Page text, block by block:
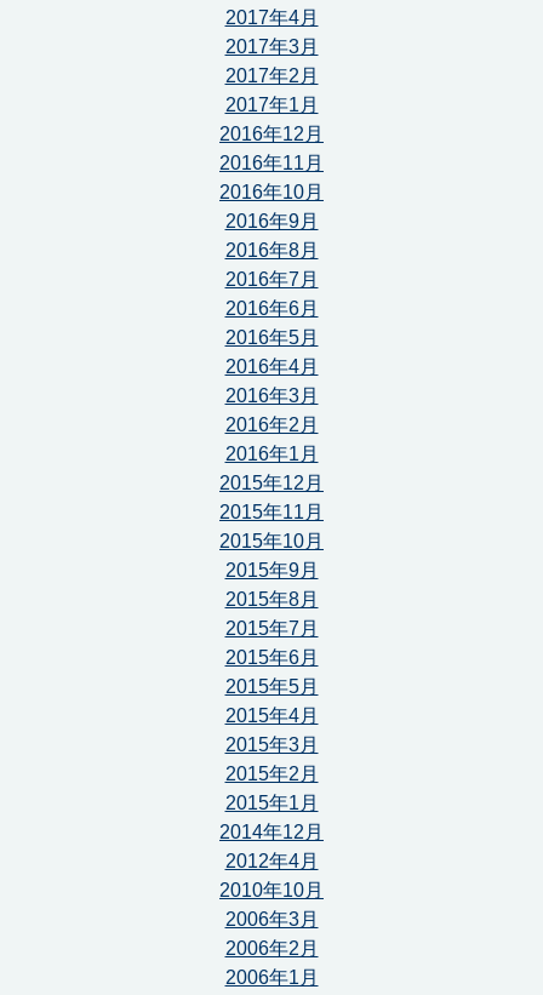
2017年4月
2017年3月
2017年2月
2017年1月
2016年12月
2016年11月
2016年10月
2016年9月
2016年8月
2016年7月
2016年6月
2016年5月
2016年4月
2016年3月
2016年2月
2016年1月
2015年12月
2015年11月
2015年10月
2015年9月
2015年8月
2015年7月
2015年6月
2015年5月
2015年4月
2015年3月
2015年2月
2015年1月
2014年12月
2012年4月
2010年10月
2006年3月
2006年2月
2006年1月